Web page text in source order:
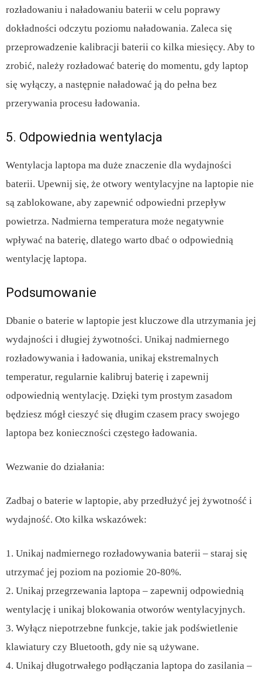
rozładowaniu i naładowaniu baterii w celu poprawy
dokładności odczytu poziomu naładowania. Zaleca się
przeprowadzenie kalibracji baterii co kilka miesięcy. Aby to
zrobić, należy rozładować baterię do momentu, gdy laptop
się wyłączy, a następnie naładować ją do pełna bez
przerywania procesu ładowania.
5. Odpowiednia wentylacja
Wentylacja laptopa ma duże znaczenie dla wydajności
baterii. Upewnij się, że otwory wentylacyjne na laptopie nie
są zablokowane, aby zapewnić odpowiedni przepływ
powietrza. Nadmierna temperatura może negatywnie
wpływać na baterię, dlatego warto dbać o odpowiednią
wentylację laptopa.
Podsumowanie
Dbanie o baterie w laptopie jest kluczowe dla utrzymania jej
wydajności i długiej żywotności. Unikaj nadmiernego
rozładowywania i ładowania, unikaj ekstremalnych
temperatur, regularnie kalibruj baterię i zapewnij
odpowiednią wentylację. Dzięki tym prostym zasadom
będziesz mógł cieszyć się długim czasem pracy swojego
laptopa bez konieczności częstego ładowania.
Wezwanie do działania:
Zadbaj o baterie w laptopie, aby przedłużyć jej żywotność i
wydajność. Oto kilka wskazówek:
1. Unikaj nadmiernego rozładowywania baterii – staraj się
utrzymać jej poziom na poziomie 20-80%.
2. Unikaj przegrzewania laptopa – zapewnij odpowiednią
wentylację i unikaj blokowania otworów wentylacyjnych.
3. Wyłącz niepotrzebne funkcje, takie jak podświetlenie
klawiatury czy Bluetooth, gdy nie są używane.
4. Unikaj długotrwałego podłączania laptopa do zasilania –